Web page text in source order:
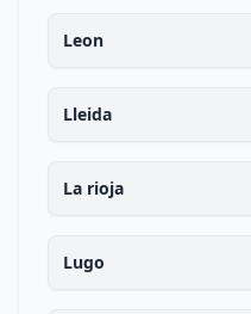
Leon
Lleida
La rioja
Lugo